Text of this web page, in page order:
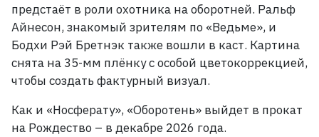
предстаёт в роли охотника на оборотней. Ральф
Айнесон, знакомый зрителям по «Ведьме», и
Бодхи Рэй Бретнэк также вошли в каст. Картина
снята на 35-мм плёнку с особой цветокоррекцией,
чтобы создать фактурный визуал.
Как и «Носферату», «Оборотень» выйдет в прокат
на Рождество – в декабре 2026 года.